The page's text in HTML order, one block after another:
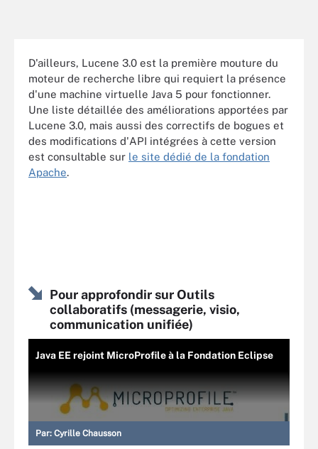
D'ailleurs, Lucene 3.0 est la première mouture du
moteur de recherche libre qui requiert la présence
d'une machine virtuelle Java 5 pour fonctionner.
Une liste détaillée des améliorations apportées par
Lucene 3.0, mais aussi des correctifs de bogues et
des modifications d'API intégrées à cette version
est consultable sur le site dédié de la fondation
Apache.
Pour approfondir sur Outils
collaboratifs (messagerie, visio,
communication unifiée)
Java EE rejoint MicroProfile à la Fondation Eclipse
Par: Cyrille Chausson